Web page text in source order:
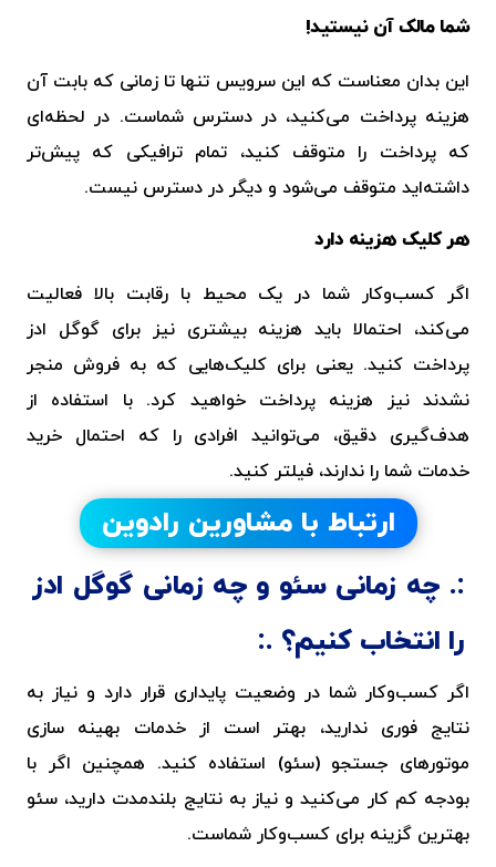
شما مالک آن نیستید!
این بدان معناست که این سرویس تنها تا زمانی که بابت آن
هزینه پرداخت می‌کنید، در دسترس شماست. در لحظه‌ای
که پرداخت را متوقف کنید، تمام ترافیکی که پیش‌تر
داشته‌اید متوقف می‌شود و دیگر در دسترس نیست.
هر کلیک هزینه دارد
اگر کسب‌وکار شما در یک محیط با رقابت بالا فعالیت
می‌کند، احتمالا باید هزینه بیشتری نیز برای گوگل ادز
پرداخت کنید. یعنی برای کلیک‌هایی که به فروش منجر
نشدند نیز هزینه پرداخت خواهید کرد. با استفاده از
هدف‌گیری دقیق، می‌توانید افرادی را که احتمال خرید
خدمات شما را ندارند، فیلتر کنید.
ارتباط با مشاورین رادوین
چه زمانی سئو و چه زمانی گوگل ادز
را انتخاب کنیم؟
اگر کسب‌وکار شما در وضعیت پایداری قرار دارد و نیاز به
نتایج فوری ندارید، بهتر است از خدمات بهینه سازی
موتورهای جستجو (سئو) استفاده کنید. همچنین اگر با
بودجه کم کار می‌کنید و نیاز به نتایج بلندمدت دارید، سئو
بهترین گزینه برای کسب‌وکار شماست.